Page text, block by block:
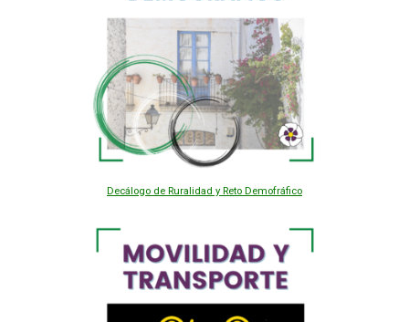
Decálogo de Ruralidad y Reto Demofráfico